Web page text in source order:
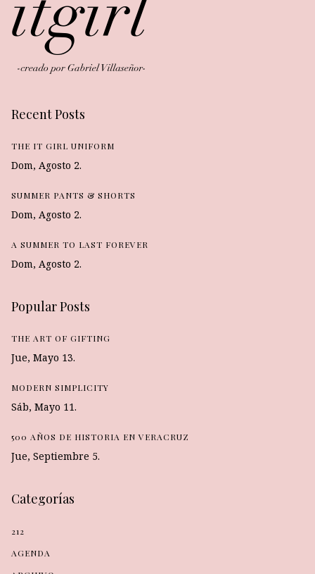
Recent Posts
THE IT GIRL UNIFORM
Dom, Agosto 2.
SUMMER PANTS & SHORTS
Dom, Agosto 2.
A SUMMER TO LAST FOREVER
Dom, Agosto 2.
Popular Posts
THE ART OF GIFTING
Jue, Mayo 13.
MODERN SIMPLICITY
Sáb, Mayo 11.
500 AÑOS DE HISTORIA EN VERACRUZ
Jue, Septiembre 5.
Categorías
212
AGENDA